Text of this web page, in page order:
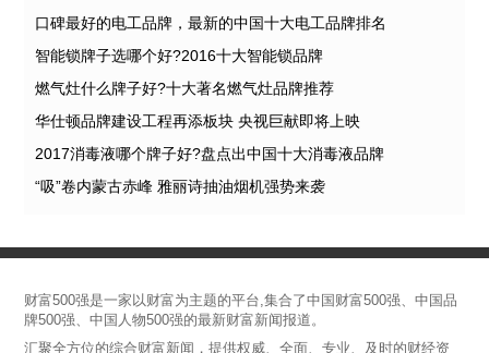
口碑最好的电工品牌，最新的中国十大电工品牌排名
智能锁牌子选哪个好?2016十大智能锁品牌
燃气灶什么牌子好?十大著名燃气灶品牌推荐
华仕顿品牌建设工程再添板块 央视巨献即将上映
2017消毒液哪个牌子好?盘点出中国十大消毒液品牌
“吸”卷内蒙古赤峰 雅丽诗抽油烟机强势来袭
财富500强是一家以财富为主题的平台,集合了中国财富500强、中国品
牌500强、中国人物500强的最新财富新闻报道。
汇聚全方位的综合财富新闻，提供权威、全面、专业、及时的财经资